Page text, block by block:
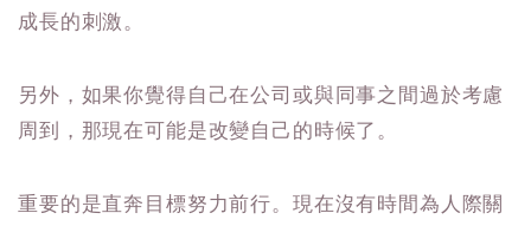
成長的刺激。
另外，如果你覺得自己在公司或與同事之間過於考慮
周到，那現在可能是改變自己的時候了。
重要的是直奔目標努力前行。現在沒有時間為人際關